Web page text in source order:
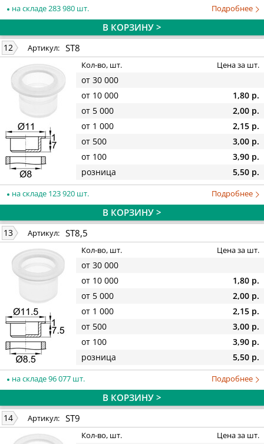
на складе 283 980 шт. Подробнее
В КОРЗИНУ >
12 Артикул: ST8
Кол-во, шт. Цена за шт.
от 30 000
от 10 000
1,80 р.
от 5 000
2,00 р.
от 1 000
2,15 р.
от 500
3,00 р.
от 100
3,90 р.
розница
5,50 р.
на складе 123 920 шт. Подробнее
В КОРЗИНУ >
13 Артикул: ST8,5
Кол-во, шт. Цена за шт.
от 30 000
от 10 000
1,80 р.
от 5 000
2,00 р.
от 1 000
2,15 р.
от 500
3,00 р.
от 100
3,90 р.
розница
5,50 р.
на складе 96 077 шт. Подробнее
В КОРЗИНУ >
14 Артикул: ST9
Кол-во, шт. Цена за шт.